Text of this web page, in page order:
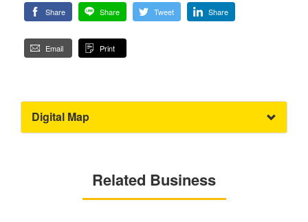
Share Share Tweet Share
Email Print
Digital Map
Related Business